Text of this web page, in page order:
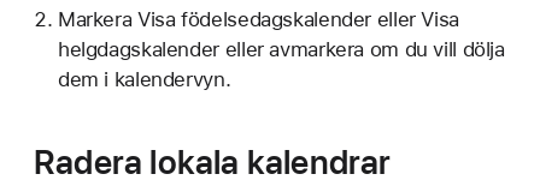
Markera Visa födelsedagskalender eller Visa
helgdagskalender eller avmarkera om du vill dölja
dem i kalendervyn.
Radera lokala kalendrar